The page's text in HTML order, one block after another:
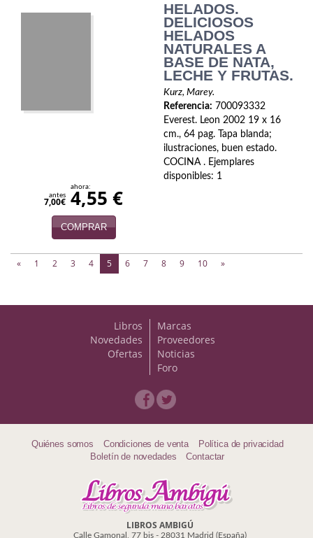
HELADOS.
DELICIOSOS
HELADOS
NATURALES A
BASE DE NATA,
LECHE Y FRUTAS.
Kurz, Marey.
Referencia: 700093332
Everest. Leon 2002 19 x 16
cm., 64 pag. Tapa blanda;
ilustraciones, buen estado.
COCINA . Ejemplares
disponibles: 1
antes
7,00€
ahora:
4,55 €
COMPRAR
« 1 2 3 4 5(current)
6 7 8 9 10 »
Libros
Novedades
Ofertas
Marcas
Proveedores
Noticias
Foro
Quiénes somos Condiciones de venta
Política de privacidad
Boletín de novedades
Contactar
LIBROS AMBIGÚ
Calle Gamonal, 77 bis - 28031 Madrid (España)